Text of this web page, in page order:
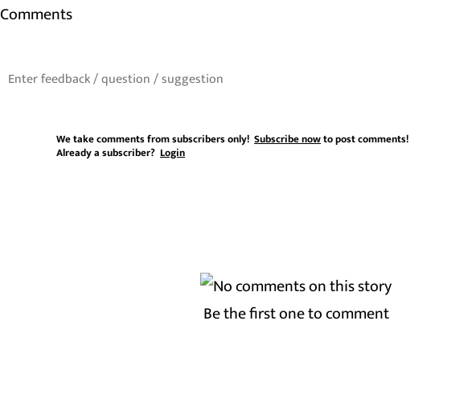
Comments
We take comments from subscribers only! Subscribe nowto post comments!
Already a subscriber? Login
Be the first one to comment